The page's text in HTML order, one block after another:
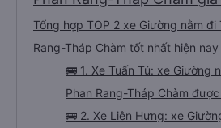
Tổng hợp TOP 2 xe Giường nằm đi
Rang-Tháp Chàm tốt nhất hiện
🚌 1. Xe Tuấn Tú: xe Giường
Phan Rang-Tháp Chàm
🚌 2. Xe Liên Hưng: xe